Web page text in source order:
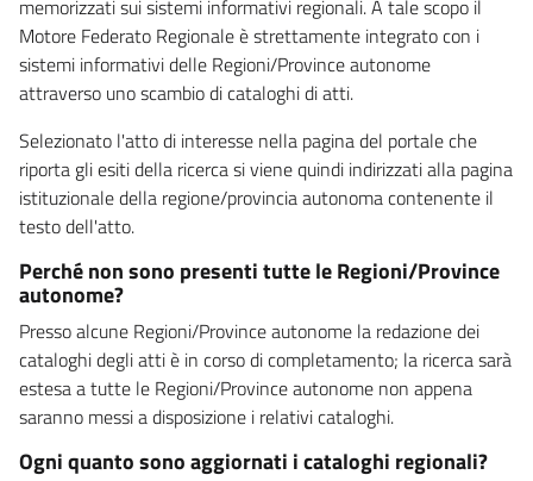
memorizzati sui sistemi informativi regionali. A tale scopo il
Motore Federato Regionale è strettamente integrato con i
sistemi informativi delle Regioni/Province autonome
attraverso uno scambio di cataloghi di atti.
Selezionato l'atto di interesse nella pagina del portale che
riporta gli esiti della ricerca si viene quindi indirizzati alla pagina
istituzionale della regione/provincia autonoma contenente il
testo dell'atto.
Perché non sono presenti tutte le Regioni/Province
autonome?
Presso alcune Regioni/Province autonome la redazione dei
cataloghi degli atti è in corso di completamento; la ricerca sarà
estesa a tutte le Regioni/Province autonome non appena
saranno messi a disposizione i relativi cataloghi.
Ogni quanto sono aggiornati i cataloghi regionali?